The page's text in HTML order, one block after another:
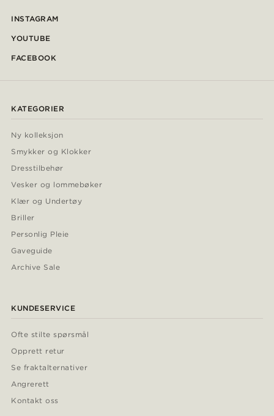
INSTAGRAM
YOUTUBE
FACEBOOK
KATEGORIER
Ny kolleksjon
Smykker og Klokker
Dresstilbehør
Vesker og lommebøker
Klær og Undertøy
Briller
Personlig Pleie
Gaveguide
Archive Sale
KUNDESERVICE
Ofte stilte spørsmål
Opprett retur
Se fraktalternativer
Angrerett
Kontakt oss